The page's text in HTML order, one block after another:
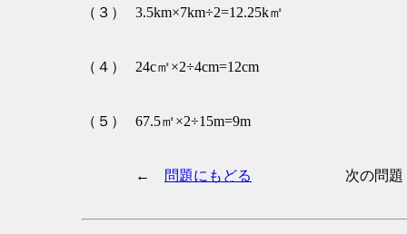
（３） 3.5km×7km÷2=12.25k㎡
（４） 24c㎡×2÷4cm=12cm
（５） 67.5㎡×2÷15m=9m
← 問題にもどる 次の問